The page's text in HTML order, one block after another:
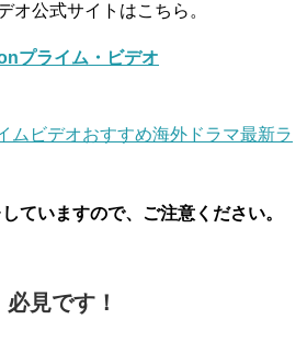
オ公式サイトはこちら。
プライム・ビデオ
ムビデオおすすめ海外ドラマ最新ラ
ていますので、ご注意ください。
見です！